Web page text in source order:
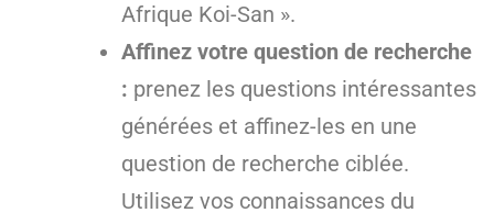
Afrique Koi-San ».
Affinez votre question de recherche
: prenez les questions intéressantes
générées et affinez-les en une
question de recherche ciblée.
Utilisez vos connaissances du